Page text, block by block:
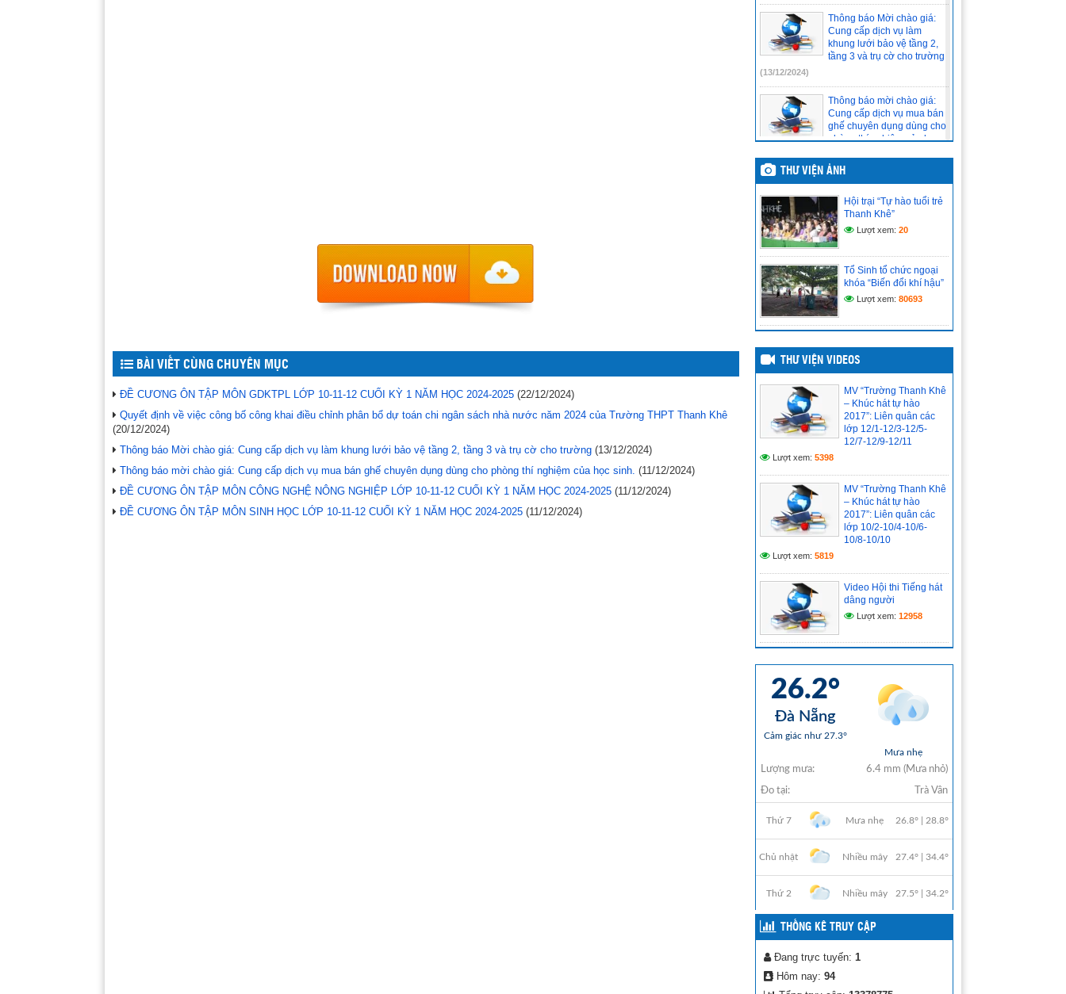
BÀI VIẾT CÙNG CHUYÊN MỤC
ĐỀ CƯƠNG ÔN TẬP MÔN GDKTPL LỚP 10-11-12 CUỐI KỲ 1 NĂM HỌC 2024-2025 (22/12/2024)
Quyết định về việc công bố công khai điều chỉnh phân bổ dự toán chi ngân sách nhà nước năm 2024 của Trường THPT Thanh Khê
(20/12/2024)
Thông báo Mời chào giá: Cung cấp dịch vụ làm khung lưới bảo vệ tầng 2, tầng 3 và trụ cờ cho trường (13/12/2024)
Thông báo mời chào giá: Cung cấp dịch vụ mua bán ghế chuyên dụng dùng cho phòng thí nghiệm của học sinh. (11/12/2024)
ĐỀ CƯƠNG ÔN TẬP MÔN CÔNG NGHỆ NÔNG NGHIỆP LỚP 10-11-12 CUỐI KỲ 1 NĂM HỌC 2024-2025 (11/12/2024)
ĐỀ CƯƠNG ÔN TẬP MÔN SINH HỌC LỚP 10-11-12 CUỐI KỲ 1 NĂM HỌC 2024-2025 (11/12/2024)
Thông báo Mời chào giá:
Cung cấp dịch vụ làm
khung lưới bảo vệ tầng 2,
tầng 3 và trụ cờ cho trường
(13/12/2024)
Thông báo mời chào giá:
Cung cấp dịch vụ mua bán
ghế chuyên dụng dùng cho
phòng thí nghiệm của học
(11/12/2024)
ĐỀ CƯƠNG ÔN TẬP MÔN
CÔNG NGHỆ NÔNG
NGHIỆP LỚP 10-11-12
CUỐI KỲ 1 NĂM HỌC
2024-2025
(11/12/2024)
ĐỀ CƯƠNG ÔN TẬP MÔN
SINH HỌC LỚP 10-11-12
CUỐI KỲ 1 NĂM HỌC
2024-2025
ĐỀ CƯƠNG ÔN TẬP MÔN
TIẾNG ANH LỚP 10-11-12
CUỐI KỲ 1 NĂM HỌC
2024-2025
(10/12/2024)
ĐỀ CƯƠNG ÔN TẬP MÔN
1 NĂM HỌC 2024-2025
(10/12/2024)
THƯ VIỆN ẢNH
Hội trại “Tự hào tuổi trẻ
Thanh Khê”
Lượt xem: 20
Tổ Sinh tổ chức ngoại
khóa “Biến đổi khí hậu”
Lượt xem: 80693
THƯ VIỆN VIDEOS
MV “Trường Thanh Khê
– Khúc hát tự hào
2017”: Liên quân các
lớp 12/1-12/3-12/5-
12/7-12/9-12/11
Lượt xem: 5398
MV “Trường Thanh Khê
– Khúc hát tự hào
2017”: Liên quân các
lớp 10/2-10/4-10/6-
10/8-10/10
Lượt xem: 5819
Video Hội thi Tiếng hát
dâng người
Lượt xem: 12958
THỐNG KÊ TRUY CẬP
Đang trực tuyến: 1
Hôm nay: 94